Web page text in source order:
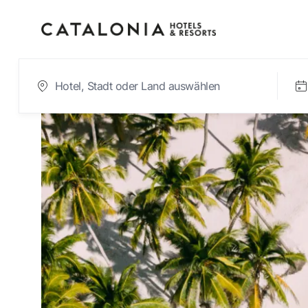
Bitte melden Sie
LOGIN
Passwort vergessen?
oder verwenden Sie eine der